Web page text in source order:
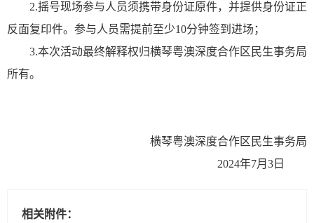
2.摇号现场参与人员须携带身份证原件，并提供身份证正
反面复印件。参与人员需提前至少10分钟签到进场；
3.本次活动最终解释权归横琴粤澳深度合作区民生事务局
所有。
横琴粤澳深度合作区民生事务局
2024年7月3日
相关附件：